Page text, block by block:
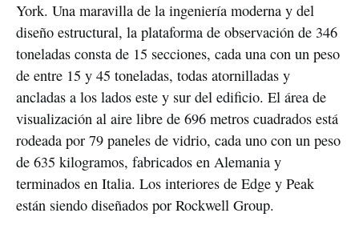
York. Una maravilla de la ingeniería moderna y del
diseño estructural, la plataforma de observación de 346
toneladas consta de 15 secciones, cada una con un peso
de entre 15 y 45 toneladas, todas atornilladas y
ancladas a los lados este y sur del edificio. El área de
visualización al aire libre de 696 metros cuadrados está
rodeada por 79 paneles de vidrio, cada uno con un peso
de 635 kilogramos, fabricados en Alemania y
terminados en Italia. Los interiores de Edge y Peak
están siendo diseñados por Rockwell Group.